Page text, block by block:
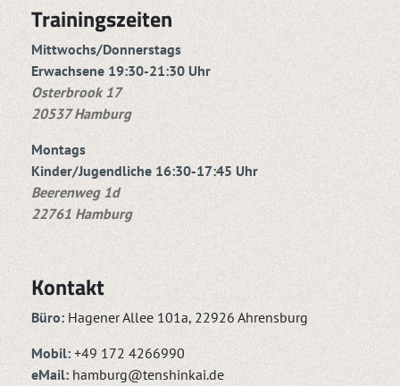
Trainingszeiten
Mittwochs/Donnerstags
Erwachsene 19:30-21:30 Uhr
Osterbrook 17
20537 Hamburg
Montags
Kinder/Jugendliche 16:30-17:45 Uhr
Beerenweg 1d
22761 Hamburg
Kontakt
Büro: Hagener Allee 101a, 22926 Ahrensburg
Mobil: +49 172 4266990
eMail: hamburg@tenshinkai.de